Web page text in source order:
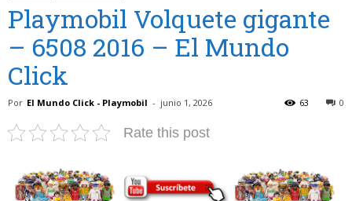
Playmobil Volquete gigante
– 6508 2016 – El Mundo
Click
Por El Mundo Click - Playmobil - junio 1, 2026 0
63
Rate this post